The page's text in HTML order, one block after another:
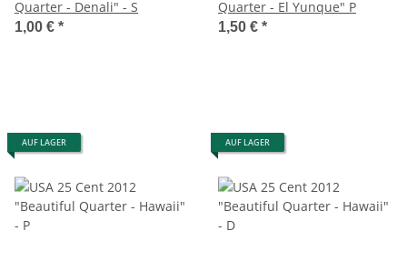
Quarter - Denali" - S
1,00 € *
Quarter - El Yunque" P
1,50 € *
AUF LAGER AUF LAGER